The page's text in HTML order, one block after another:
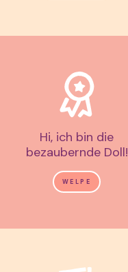
Hi, ich bin die
bezaubernde Doll!
WELPE